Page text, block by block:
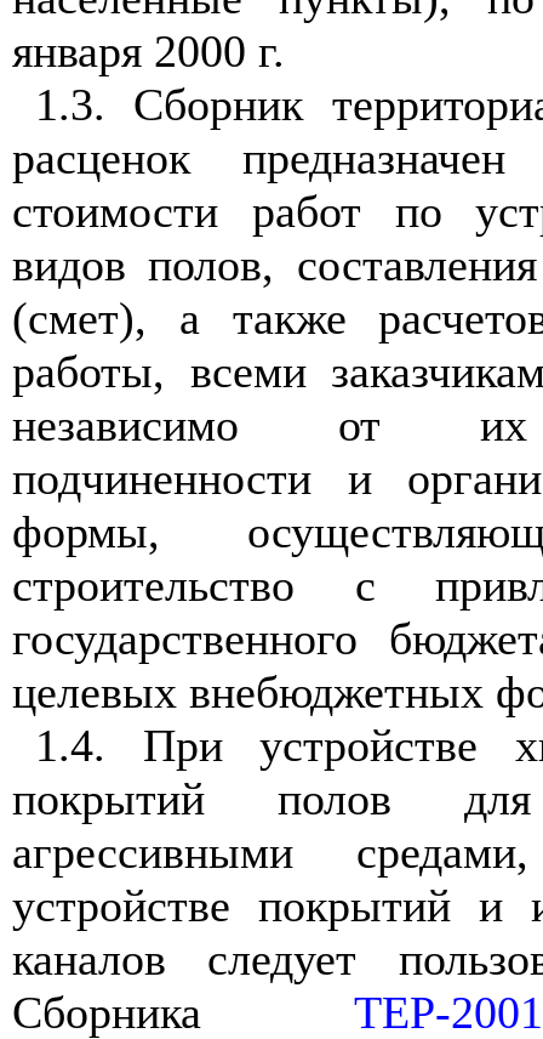
января 2000 г.
1.3. Сборник
расценок
стоимости работ по
видов полов,
(смет), а также
работы, всеми
независимо от их
подчиненности и
формы,
строительство с
государственного
целевых внебюджетных
1.4. При устройстве
покрытий полов
агрессивными
устройстве покрытий и
каналов следует
Сборника ТЕР-